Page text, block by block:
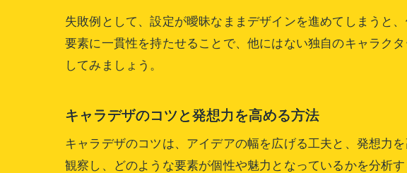
キャラ
キャラ
キャラ
失敗例として、設定が曖昧なままデザインを進めてしまうと
要素に一貫性を持たせることで、他にはない独自のキャラク
してみましょう。
キャラデザのコツと発想力を高める方法
キャラデザのコツは、アイデアの幅を広げる工夫と、発想力
観察し、どのような要素が個性や魅力となっているかを分析